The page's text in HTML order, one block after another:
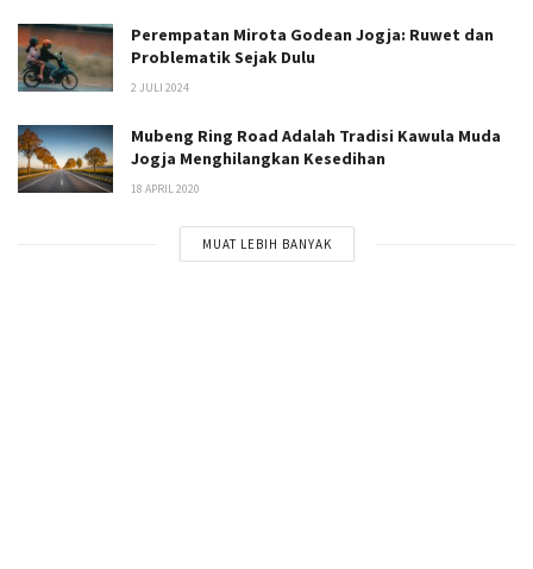
Perempatan Mirota Godean Jogja: Ruwet dan
Problematik Sejak Dulu
2 JULI 2024
Mubeng Ring Road Adalah Tradisi Kawula Muda
Jogja Menghilangkan Kesedihan
18 APRIL 2020
MUAT LEBIH BANYAK